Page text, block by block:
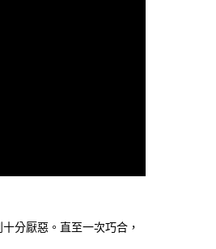
分厭惡。直至一次巧合，